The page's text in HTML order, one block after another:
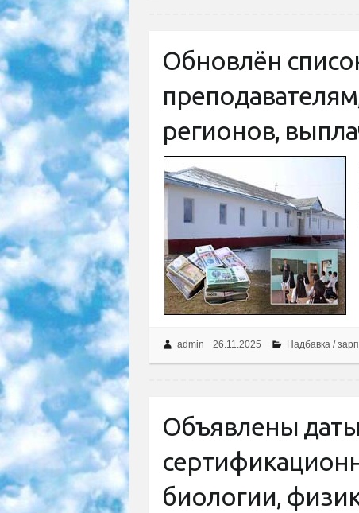
Обновлён
регионов,
admin 26.11.2025 Надбавка /
Объявлены
биологии,